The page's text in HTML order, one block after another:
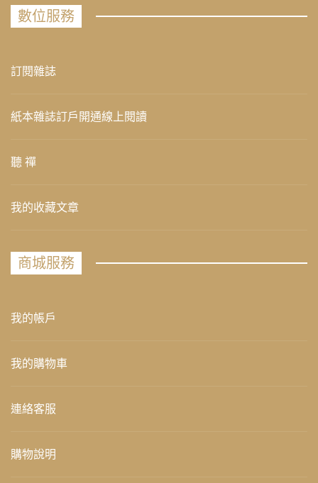
數位服務
訂閱雜誌
紙本雜誌訂戶開通線上閱讀
聽 禪
我的收藏文章
商城服務
我的帳戶
我的購物車
連絡客服
購物說明